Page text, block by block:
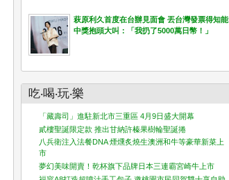
萩原利久首度在台辦見面會 丟台灣發票得知能
中獎抱頭大叫：「我扔了5000萬日幣！」
吃‧喝‧玩‧樂
「藏壽司」進駐新北市三重區 4月9日盛大開幕
貳樓聖誕限定款 推出甘納許榛果樹輪聖誕捲
八兵衛注入法餐DNA 煙燻炙燒生澳洲和牛等豪華新菜上
市
夢幻美味開賣！乾杯旗下品牌日本三連霸宮崎牛上市